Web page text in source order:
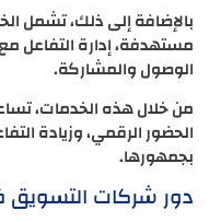
بالإضافة إلى ذلك، تشمل
مستهدفة، إدارة التفاعل
الوصول والمشاركة.
من خلال هذه الخدمات،
الحضور الرقمي، وزيادة
بجمهورها.
دور شركات التسويق